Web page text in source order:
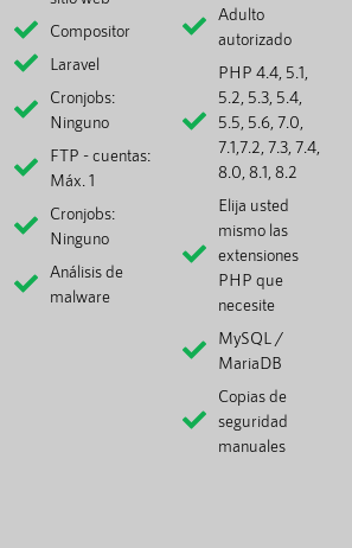
Compositor
Laravel
Cronjobs:
Ninguno
FTP - cuentas:
Máx. 1
Cronjobs:
Ninguno
Análisis de
malware
Adulto
autorizado
PHP 4.4, 5.1,
5.2, 5.3, 5.4,
5.5, 5.6, 7.0,
7.1,7.2, 7.3, 7.4,
8.0, 8.1, 8.2
Elija usted
mismo las
extensiones
PHP que
necesite
MySQL /
MariaDB
Copias de
seguridad
manuales